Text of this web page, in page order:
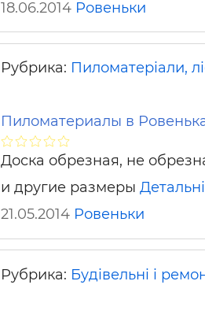
Будівельні і ремонтні
18.06.2014 Ровеньки
Рубрика: Пиломатеріали,
Пиломатериалы в
Доска обрезная, не
и другие размеры
21.05.2014 Ровеньки
Рубрика: Будівельні і